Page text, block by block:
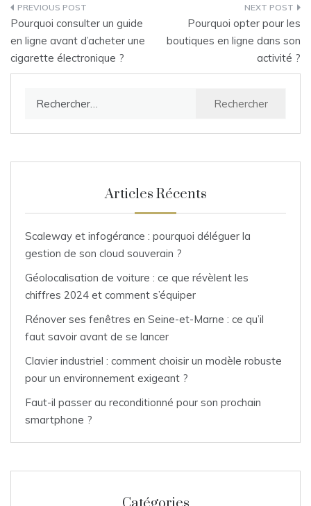
Navigation
de
l’article
Pourquoi consulter un guide
en ligne avant d’acheter une
cigarette électronique ?
Pourquoi opter pour les
boutiques en ligne dans son
activité ?
Articles Récents
Scaleway et infogérance : pourquoi déléguer la
gestion de son cloud souverain ?
Géolocalisation de voiture : ce que révèlent les
chiffres 2024 et comment s’équiper
Rénover ses fenêtres en Seine-et-Marne : ce qu’il
faut savoir avant de se lancer
Clavier industriel : comment choisir un modèle robuste
pour un environnement exigeant ?
Faut-il passer au reconditionné pour son prochain
smartphone ?